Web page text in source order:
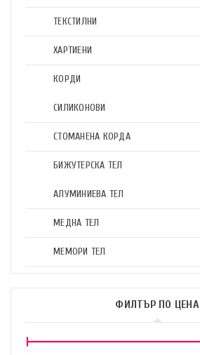
ТЕКСТИЛНИ
ХАРТИЕНИ
КОРДИ
СИЛИКОНОВИ
СТОМАНЕНА КОРДА
БИЖУТЕРСКА ТЕЛ
АЛУМИНИЕВА ТЕЛ
МЕДНА ТЕЛ
МЕМОРИ ТЕЛ
ФИЛТЪР ПО ЦЕНА